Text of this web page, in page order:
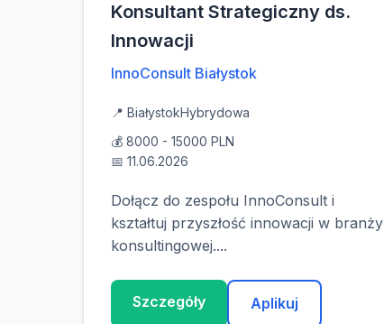
Konsultant Strategiczny ds.
Innowacji
InnoConsult Białystok
📍 BiałystokHybrydowa
💰 8000 - 15000 PLN
📅 11.06.2026
Dołącz do zespołu InnoConsult i
kształtuj przyszłość innowacji w branży
konsultingowej....
Szczegóły Aplikuj